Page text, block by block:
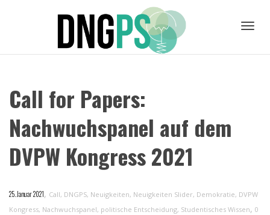
Call for Papers:
Nachwuchspanel auf dem
DVPW Kongress 2021
25. Januar 2021, Call, DNGPS, Neuigkeiten, Neuigkeiten Slider, Demokratie, DVPW
Kongress, Nachwuchspanel, politische Entscheidung, Studentisches Wissen, 0